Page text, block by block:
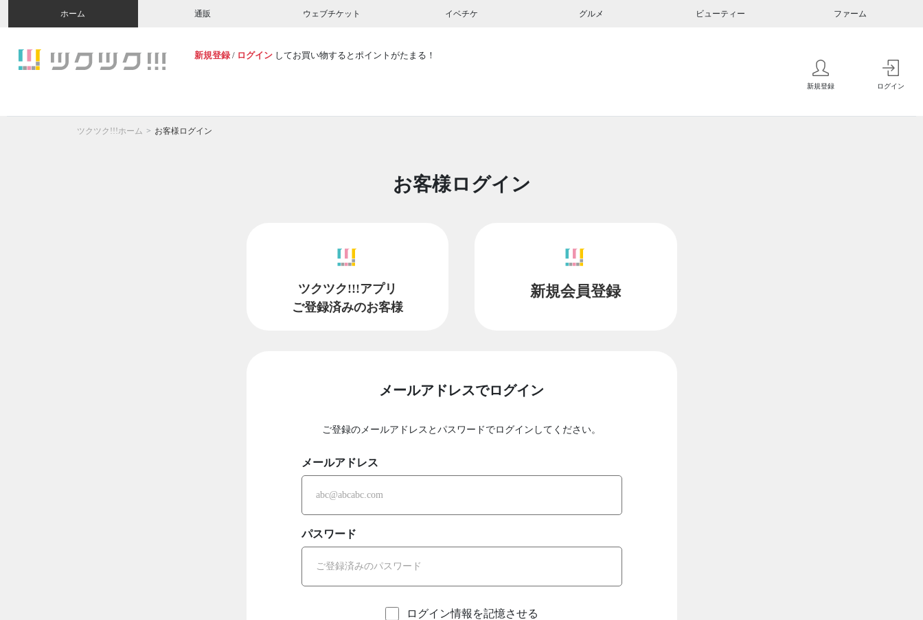
ホーム 通販 ウェブチケット イベチケ グルメ ビューティー ファーム
新規登録 / ログイン してお買い物するとポイントがたまる！
新規登録 ログイン
ツクツク!!!ホーム お客様ログイン
お客様ログイン
ツクツク!!!アプリ
ご登録済みのお客様
新規会員登録
メールアドレスでログイン
ご登録のメールアドレスとパスワードでログインしてください。
メールアドレス
パスワード
ログイン情報を記憶させる